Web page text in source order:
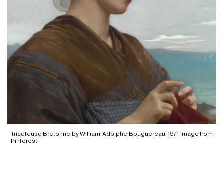
Tricoteuse Bretonne by William-Adolphe Bouguereau, 1971 Image from
Pinterest